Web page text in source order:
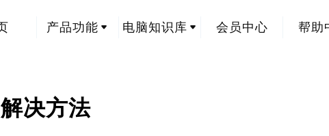
产品功能 电脑知识库 会员中心 帮助
决方法